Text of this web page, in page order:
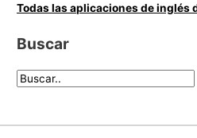
Todas las aplicaciones de inglés
Buscar